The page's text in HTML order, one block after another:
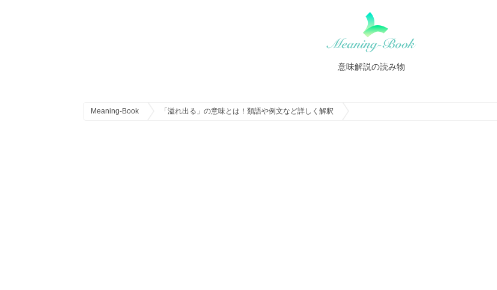
意味解説の読み物
Meaning-Book 「溢れ出る」の意味とは！類語や例文など詳しく解釈